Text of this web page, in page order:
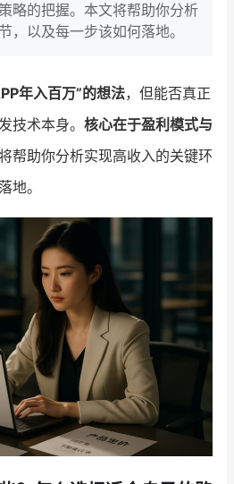
产品场景库
行业报告
新零售内参
有赞商盟
社群交流
略的把握。本文将帮助你分析
，以及每一步该如何落地。
年入百万”的想法，但能否真正
技术本身。 核心在于盈利模式与
帮助你分析实现高收入的关键环
地。